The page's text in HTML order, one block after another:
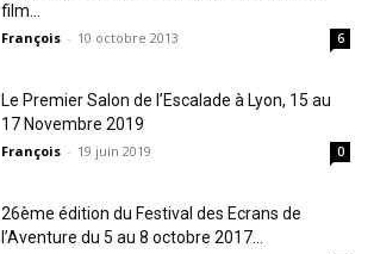
film...
François - 10 octobre 2013 6
Le Premier Salon de l’Escalade à Lyon, 15 au
17 Novembre 2019
François - 19 juin 2019 0
26ème édition du Festival des Ecrans de
l’Aventure du 5 au 8 octobre 2017...